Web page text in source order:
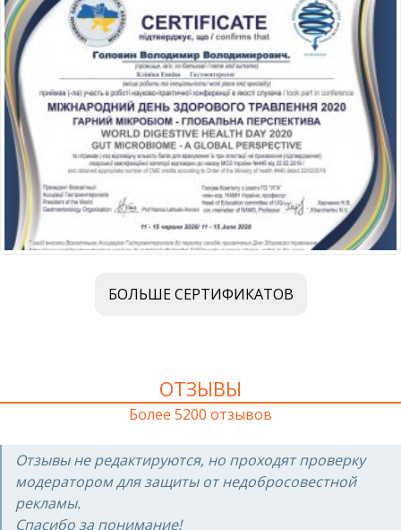
БОЛЬШЕ СЕРТИФИКАТОВ
ОТЗЫВЫ
Более 5200 отзывов
Отзывы не редактируются, но проходят проверку
модератором для защиты от недобросовестной
рекламы.
Спасибо за понимание!